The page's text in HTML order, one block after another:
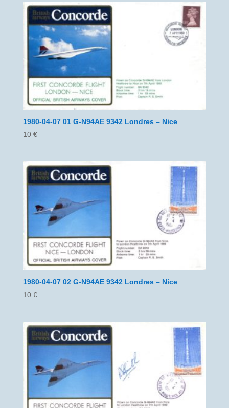
1980-04-07 01 G-N94AE 9342 Londres – Nice
10 €
1980-04-07 02 G-N94AE 9342 Londres – Nice
10 €